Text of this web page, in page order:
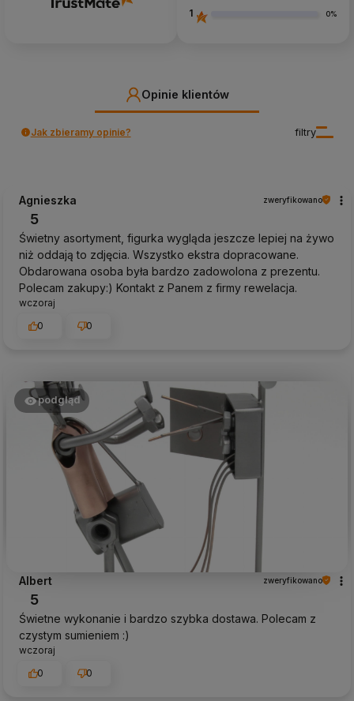
1 0%
Opinie klientów
filtry
Jak zbieramy opinie?
Agnieszka zweryfikowano
5
Świetny asortyment, figurka wygląda jeszcze lepiej na żywo
niż oddają to zdjęcia. Wszystko ekstra dopracowane.
Obdarowana osoba była bardzo zadowolona z prezentu.
Polecam zakupy:) Kontakt z Panem z firmy rewelacja.
wczoraj
0
0
podgląd
Albert zweryfikowano
5
Świetne wykonanie i bardzo szybka dostawa. Polecam z
czystym sumieniem :)
wczoraj
0
0